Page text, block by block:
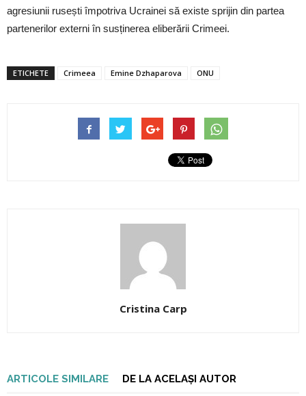
agresiunii rusești împotriva Ucrainei să existe sprijin din partea
partenerilor externi în susținerea eliberării Crimeei.
ETICHETE Crimeea Emine Dzhaparova ONU
Cristina Carp
ARTICOLE SIMILARE DE LA ACELAȘI AUTOR